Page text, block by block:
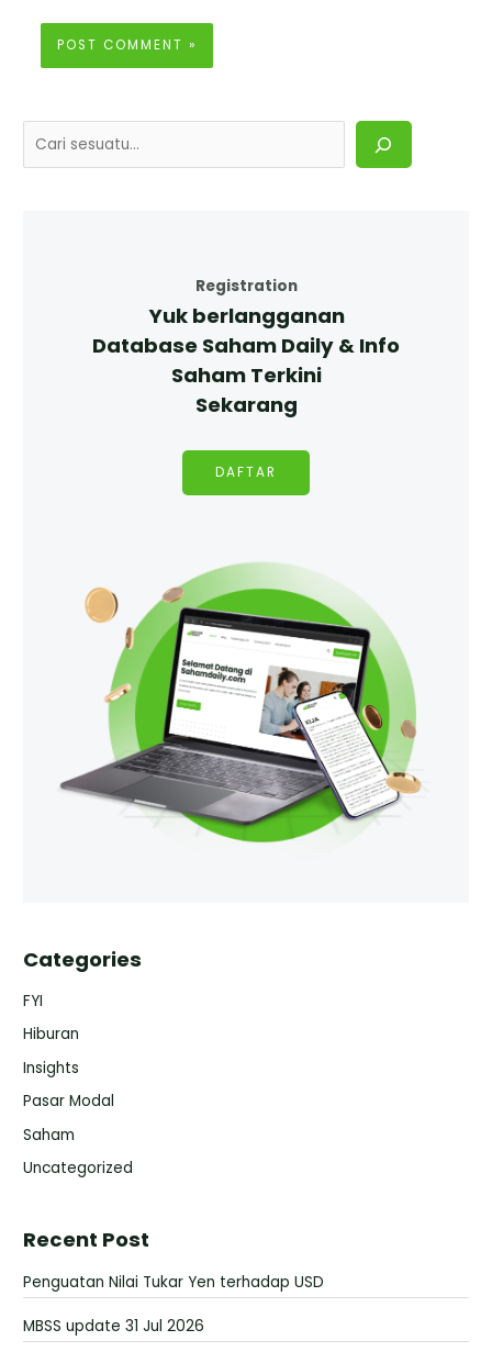
Registration
Yuk berlangganan
Database Saham Daily & Info
Saham Terkini
Sekarang
DAFTAR
Categories
FYI
Hiburan
Insights
Pasar Modal
Saham
Uncategorized
Recent Post
Penguatan Nilai Tukar Yen terhadap USD
MBSS update 31 Jul 2026